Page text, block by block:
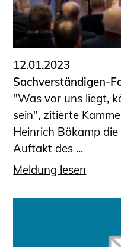
12.01.2023
Sachverständigen-
"Was vor uns liegt,
sein", zitierte
Heinrich Bökamp
Auftakt des ...
Meldung lesen